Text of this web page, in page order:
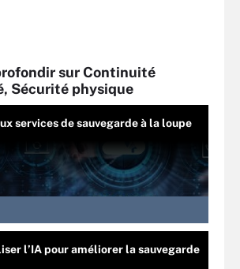
sur Continuité
Sécurité physique
services de sauvegarde à la loupe
l’IA pour améliorer la sauvegarde